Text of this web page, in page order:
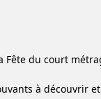
Fête du court
à découvrir